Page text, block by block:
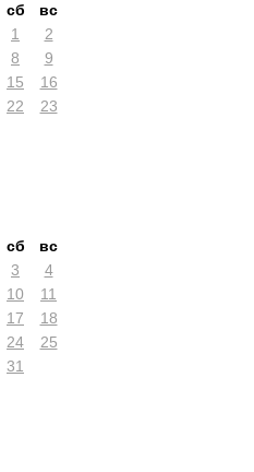
сб
вс
1
2
8
9
15
16
22
23
сб
вс
3
4
10
11
17
18
24
25
31